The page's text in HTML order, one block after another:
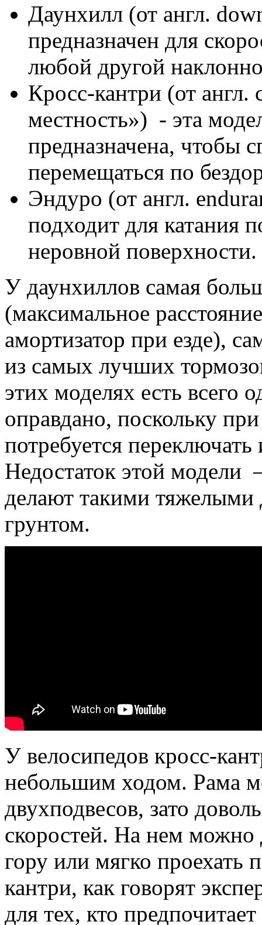
Даунхилл (от англ.
предназначен для
любой другой
Кросс-кантри (от англ.
местность») - эта
предназначена, чтобы
перемещаться по
Эндуро (от англ.
подходит для катания
неровной поверхности.
У даунхиллов самая
(максимальное
амортизатор при езде),
из самых лучших
этих моделях есть всего
оправдано, поскольку
потребуется
Недостаток этой
делают такими тяжелыми
грунтом.
У велосипедов кросс-
небольшим ходом. Рама
двухподвесов, зато
скоростей. На нем можно
гору или мягко
кантри, как говорят
для тех, кто